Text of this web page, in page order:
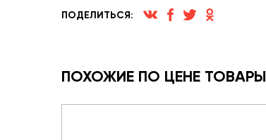
ПОДЕЛИТЬСЯ:
ПОХОЖИЕ ПО ЦЕНЕ ТОВАРЫ